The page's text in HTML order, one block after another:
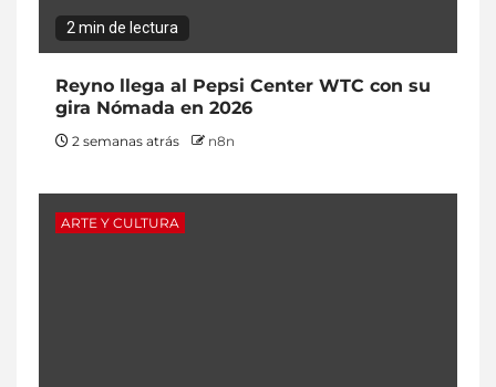
2 min de lectura
Reyno llega al Pepsi Center WTC con su
gira Nómada en 2026
2 semanas atrás n8n
ARTE Y CULTURA